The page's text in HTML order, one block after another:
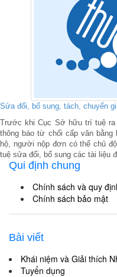
Sửa đổi, bổ sung, tách, chuyển
Trước khi Cục Sở hữu trí tuệ
thông báo từ chối cấp văn bằng
hộ, người nộp đơn có thể chủ
tuệ sửa đổi, bổ sung các tài liệu
Qui định chung
Chính sách và quy
Chính sách bảo mật
Bài viết
Khái niệm và Giải thích
Tuyển dụng